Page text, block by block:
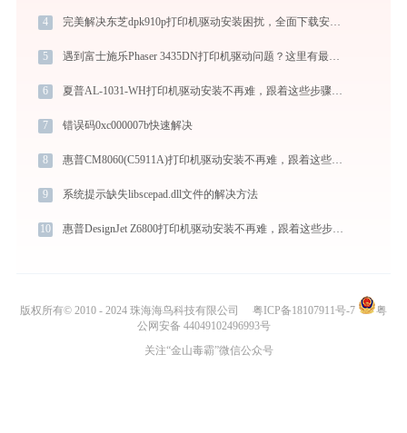
4 完美解决东芝dpk910p打印机驱动安装困扰，全面下载安装教程
5 遇到富士施乐Phaser 3435DN打印机驱动问题？这里有最全的下载及安装指导
6 夏普AL-1031-WH打印机驱动安装不再难，跟着这些步骤一学就会
7 错误码0xc000007b快速解决
8 惠普CM8060(C5911A)打印机驱动安装不再难，跟着这些步骤一学就会
9 系统提示缺失libscepad.dll文件的解决方法
10 惠普DesignJet Z6800打印机驱动安装不再难，跟着这些步骤一学就会
版权所有© 2010 - 2024 珠海海鸟科技有限公司 粤ICP备18107911号-7
粤
公网安备 44049102496993号
关注“金山毒霸”微信公众号